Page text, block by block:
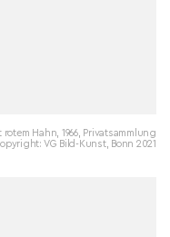
Hahn, 1966, Privatsammlung
VG Bild-Kunst, Bonn 2021